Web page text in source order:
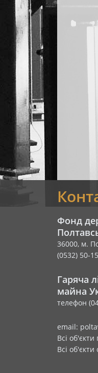
Фонд
36000, м.
(0532) 50-
Гаряча
майна
телефон
email:
Всі об'єкти
Всі